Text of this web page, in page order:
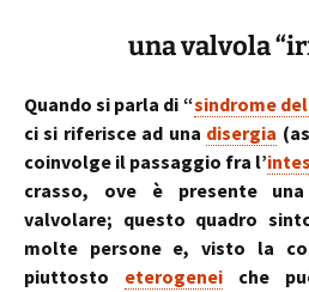
una valvola
Quando si parla di “sindrome
ci si riferisce ad una disergia
coinvolge il passaggio fra l’
crasso, ove è presente
valvolare; questo quadro
molte persone e, visto la
piuttosto eterogeneiche